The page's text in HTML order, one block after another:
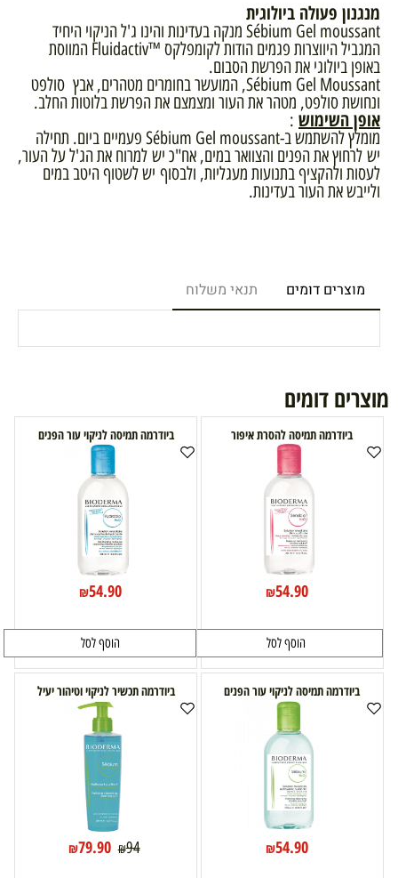
מנגנון פעולה ביולוגית
Sébium Gel moussant מנקה בעדינות והינו ג'ל הניקוי היחיד
המגביל היווצרות פגמים הודות לקומפלקס ™Fluidactiv המווסת
באופן ביולוגי את הפרשת הסבום.
Sébium Gel Moussant, המועשר בחומרים מטהרים, אבץ סולפט
ונחושת סולפט, מטהר את העור ומצמצם את הפרשת בלוטות החלב.
אופן השימוש :
מומלץ להשתמש ב-Sébium Gel moussant פעמיים ביום. תחילה
יש לרחוץ את הפנים והצוואר במים, אח"כ יש למרוח את הג'ל על העור,
לעסות ולהקציף בתנועות מעגליות, ולבסוף יש לשטוף היטב במים
ולייבש את העור בעדינות.
מוצרים דומים תנאי משלוח
מוצרים דומים
ביודרמה תמיסה להסרת איפור
₪54.90
הוסף לסל
ביודרמה תמיסה לניקוי עור הפנים
₪54.90
הוסף לסל
ביודרמה תמיסה לניקוי עור הפנים
₪54.90
ביודרמה תכשיר לניקוי וטיהור יעיל
₪94
₪79.90